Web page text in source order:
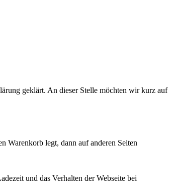
geklärt. An dieser Stelle möchten wir kurz auf
Warenkorb legt, dann auf anderen Seiten
und das Verhalten der Webseite bei